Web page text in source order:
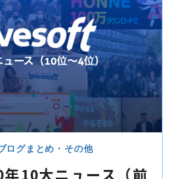
ログまとめ・その他
10大ニュース（前